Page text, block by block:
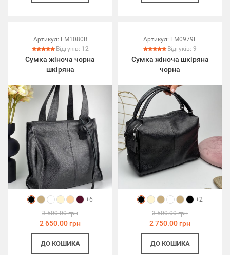
Артикул: FM1080B
Відгуків: 12
Сумка жіноча чорна
шкіряна
+6
3 500.00 грн
2 650.00 грн
ДО КОШИКА
Артикул: FM0979F
Відгуків: 9
Сумка жіноча шкіряна
чорна
+2
3 500.00 грн
2 750.00 грн
ДО КОШИКА